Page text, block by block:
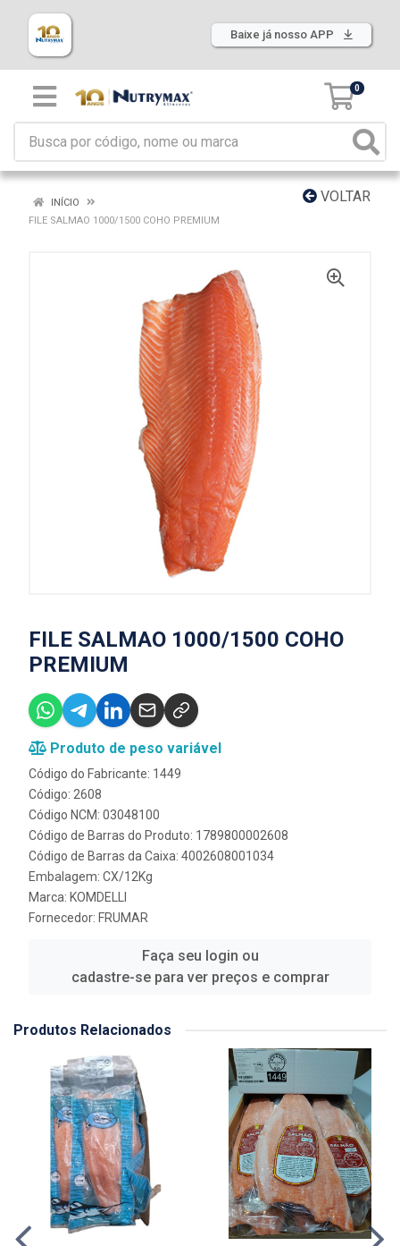
Baixe já nosso APP
0
VOLTAR
INÍCIO
FILE SALMAO 1000/1500 COHO PREMIUM
FILE SALMAO 1000/1500 COHO
PREMIUM
Produto de peso variável
Código do Fabricante: 1449
Código: 2608
Código NCM: 03048100
Código de Barras do Produto: 1789800002608
Código de Barras da Caixa: 4002608001034
Embalagem: CX/12Kg
Marca: KOMDELLI
Fornecedor: FRUMAR
Faça seu login ou
cadastre-se para ver preços e comprar
Produtos Relacionados